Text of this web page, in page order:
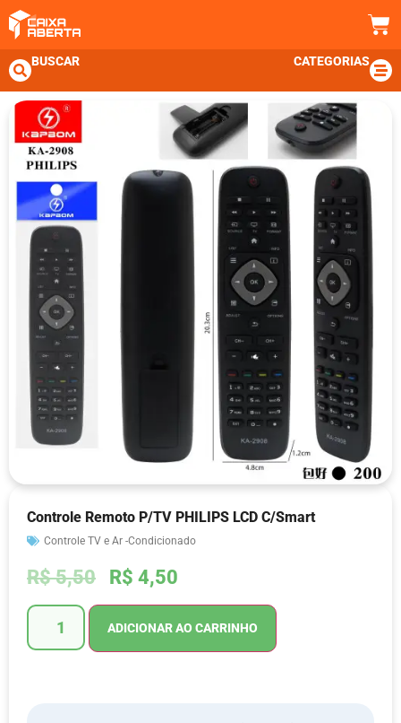
BUSCAR CATEGORIAS
Controle Remoto P/TV PHILIPS LCD C/Smart
Controle TV e Ar -Condicionado
R$5,50 R$ 4,50
ADICIONAR AO CARRINHO